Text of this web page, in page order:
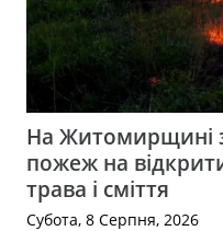
На Житомирщині
пожеж на
трава і сміття
Субота, 8 Серпня, 2026